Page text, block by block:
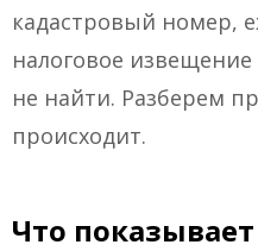
кадастровый номер,
налоговое
не найти. Разберем
происходит.
Что